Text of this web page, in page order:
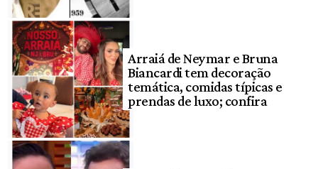
Arraiá de Neymar e Bruna
Biancardi tem decoração
temática, comidas típicas e
prendas de luxo; confira